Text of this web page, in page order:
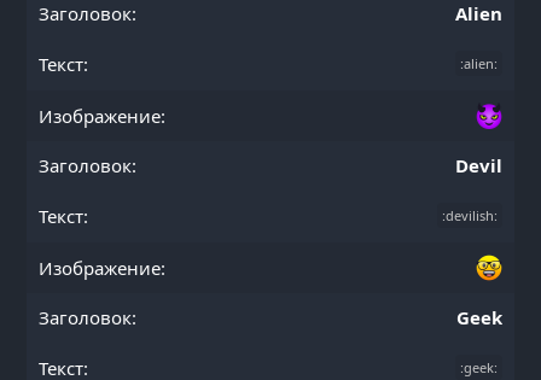
Alien
:alien:
Devil
:devilish:
Geek
:geek: